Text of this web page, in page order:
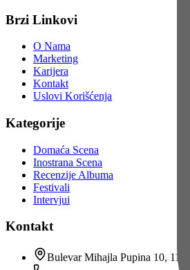
Brzi Linkovi
O Nama
Marketing
Karijera
Kontakt
Uslovi Korišćenja
Kategorije
Domaća Scena
Inostrana Scena
Recenzije Albuma
Festivali
Intervjui
Kontakt
Bulevar Mihajla Pupina 10,